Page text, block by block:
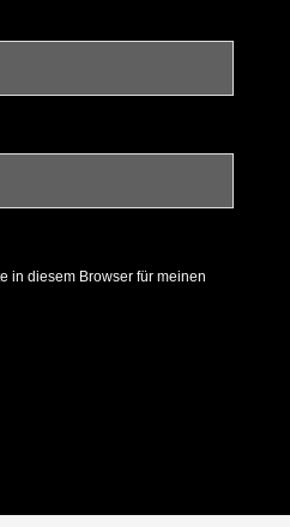
in diesem Browser für meinen